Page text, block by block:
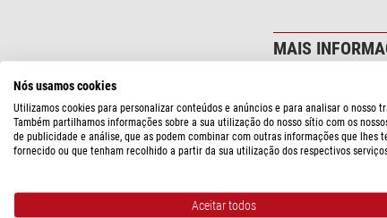
MAIS
Nós usamos cookies
Utilizamos cookies para personalizar conteúdos e anúncios e para analisar o nosso
Também partilhamos informações sobre a sua utilização do nosso sítio com os
de publicidade e análise, que as podem combinar com outras informações que lhes
fornecido ou que tenham recolhido a partir da sua utilização dos respectivos
Aceitar todos